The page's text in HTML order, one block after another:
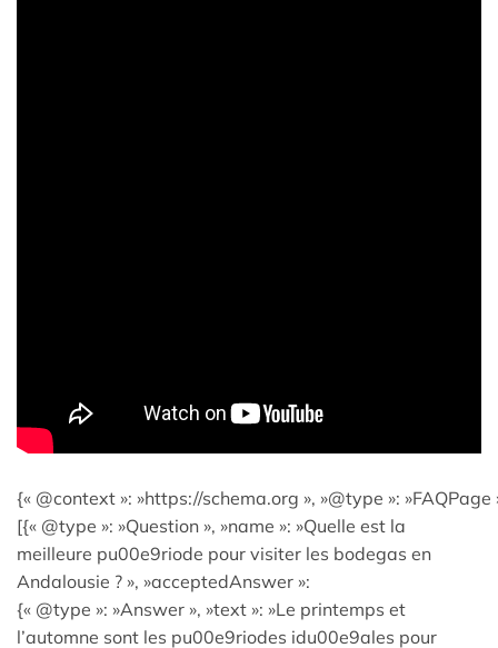
{« @context »: »https://schema.org », »@type »: »FAQPage
[{« @type »: »Question », »name »: »Quelle est la
meilleure pu00e9riode pour visiter les bodegas en
Andalousie ? », »acceptedAnswer »:
{« @type »: »Answer », »text »: »Le printemps et
l’automne sont les pu00e9riodes idu00e9ales pour